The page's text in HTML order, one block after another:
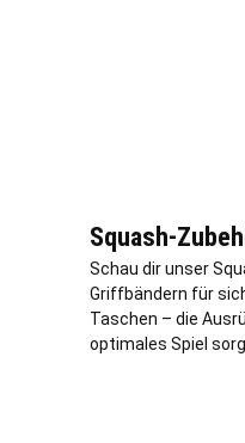
Squash-
Schau dir unser
Griffbändern für
Taschen – die
optimales Spiel